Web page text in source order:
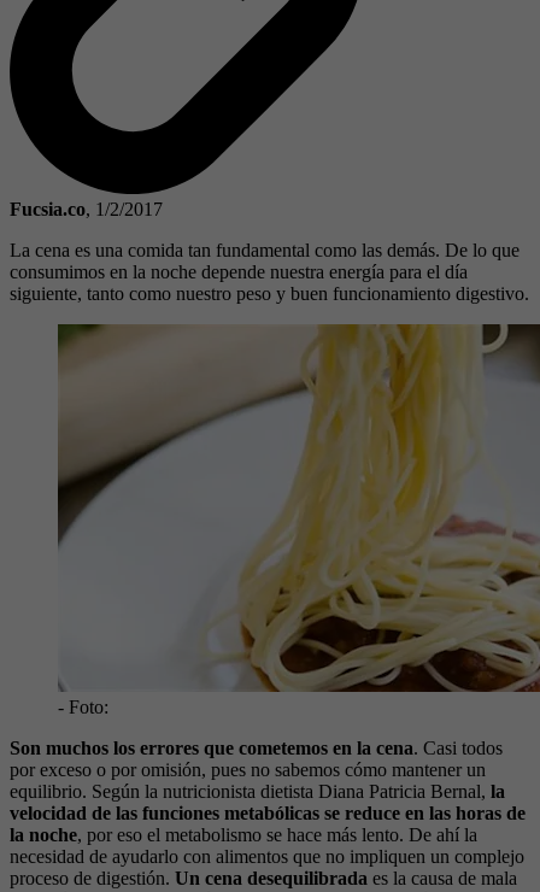
Fucsia.co, 1/2/2017
La cena es una comida tan fundamental como las demás. De lo que
consumimos en la noche depende nuestra energía para el día
siguiente, tanto como nuestro peso y buen funcionamiento digestivo.
- Foto:
Son muchos los errores que cometemos en la cena. Casi todos
por exceso o por omisión, pues no sabemos cómo mantener un
equilibrio. Según la nutricionista dietista Diana Patricia Bernal, la
velocidad de las funciones metabólicas se reduce en las horas de
la noche, por eso el metabolismo se hace más lento. De ahí la
necesidad de ayudarlo con alimentos que no impliquen un complejo
proceso de digestión. Un cena desequilibrada es la causa de mala